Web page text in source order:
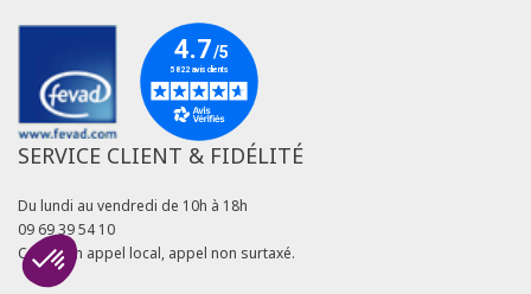
SERVICE CLIENT & FIDÉLITÉ
Du lundi au vendredi de 10h à 18h
09 69 39 54 10
Coût d'un appel local, appel non surtaxé.